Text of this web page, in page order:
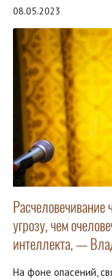
08.05.2023
угрозу, чем
интеллекта, —
На фоне опасений,